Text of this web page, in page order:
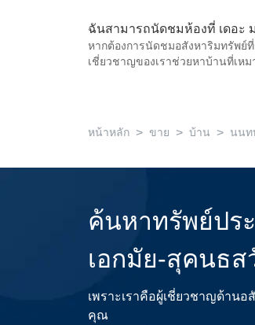
ฉันสามารถนัดชมห้องที่ เดอะ
หากต้องการนัดชมอสังหาริมทรัพย์
เชี่ยวชาญของเราช่วยหาบ้านที่เห
หน้าหลัก > ขาย > บ้าน > นนท
ค้นหาทรัพย์ปร
เอกมัย-สุคนธส
เพราะเราคือผู้เชี่ยวชาญด้าน
คุณ